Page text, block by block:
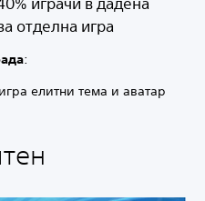
отделна игра
:
елитни тема и аватар